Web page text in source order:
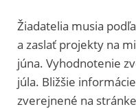
Žiadatelia musia
a zaslať projekty na
júna. Vyhodnotenie
júla. Bližšie
zverejnené na